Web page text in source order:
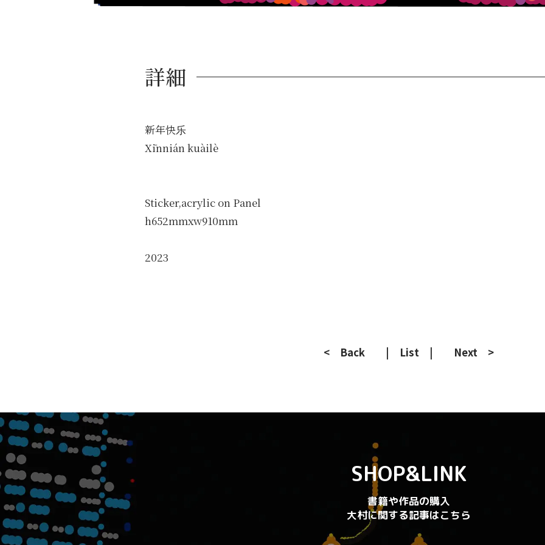
詳細
新年快乐
Xīnnián kuàilè
Sticker,acrylic on Panel
h652mmxw910mm
2023
< Back | List | Next >
SHOP&LINK
書籍や作品の購入
大村に関する記事はこちら